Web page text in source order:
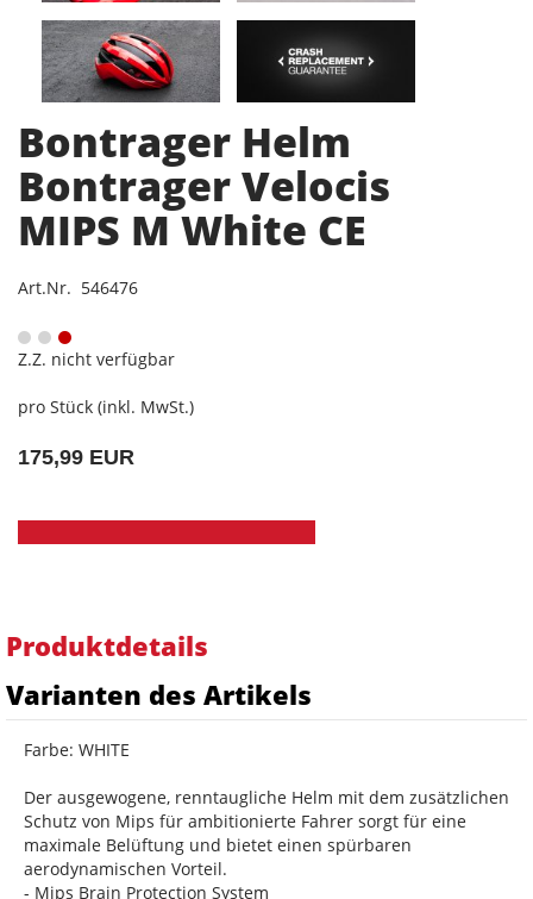
Bontrager Helm
Bontrager Velocis
MIPS M White CE
Art.Nr. 546476
Z.Z. nicht verfügbar
pro Stück (inkl. MwSt.)
175,99 EUR
Produktdetails
Varianten des Artikels
Farbe: WHITE
Der ausgewogene, renntaugliche Helm mit dem zusätzlichen
Schutz von Mips für ambitionierte Fahrer sorgt für eine
maximale Belüftung und bietet einen spürbaren
aerodynamischen Vorteil.
- Mips Brain Protection System